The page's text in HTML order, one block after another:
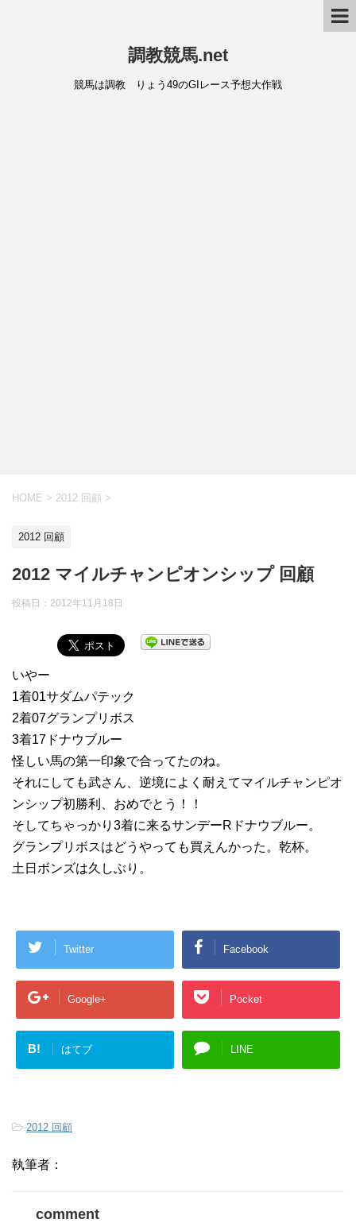
調教競馬.net
競馬は調教 りょう49のGIレース予想大作戦
HOME > 2012 回顧 >
2012 回顧
2012 マイルチャンピオンシップ 回顧
投稿日： 2012年11月18日
いやー
1着01サダムパテック
2着07グランプリボス
3着17ドナウブルー
怪しい馬の第一印象で合ってたのね。
それにしても武さん、逆境によく耐えてマイルチャンピオ
ンシップ初勝利、おめでとう！！
そしてちゃっかり3着に来るサンデーRドナウブルー。
グランプリボスはどうやっても買えんかった。乾杯。
土日ボンズは久しぶり。
Twitter Facebook
Google+ Pocket
B! はてブ LINE
-2012 回顧
執筆者：
comment